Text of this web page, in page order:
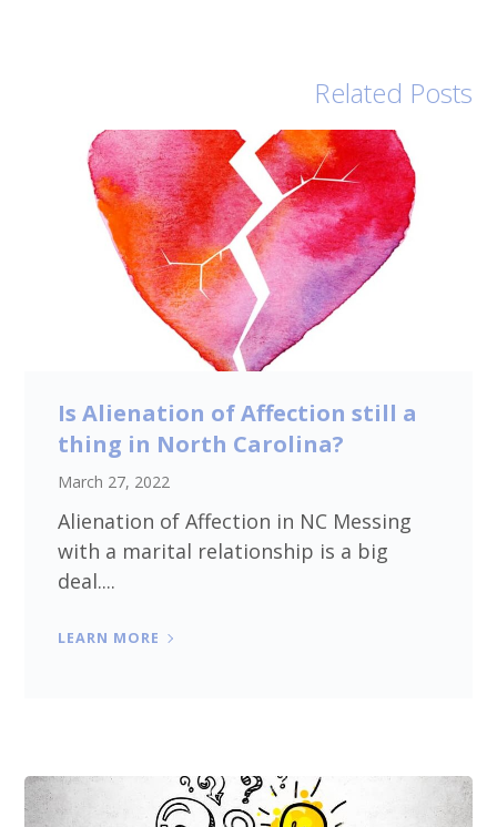
Related Posts
Is Alienation of Affection still a
thing in North Carolina?
March 27, 2022
Alienation of Affection in NC Messing
with a marital relationship is a big
deal....
LEARN MORE